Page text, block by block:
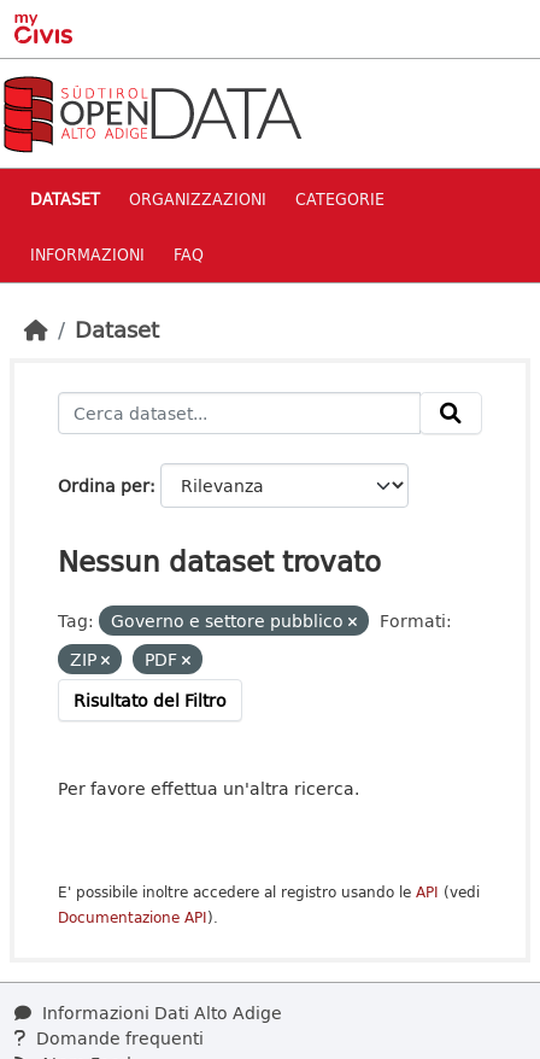
Skip to main content
DATASET ORGANIZZAZIONI CATEGORIE
INFORMAZIONI FAQ
Dataset
Ordina per
Nessun dataset trovato
Tag: Governo e settore pubblico
Formati:
ZIP
PDF
Risultato del Filtro
Per favore effettua un'altra ricerca.
E' possibile inoltre accedere al registro usando le API (vedi
Documentazione API).
Informazioni Dati Alto Adige
Domande frequenti